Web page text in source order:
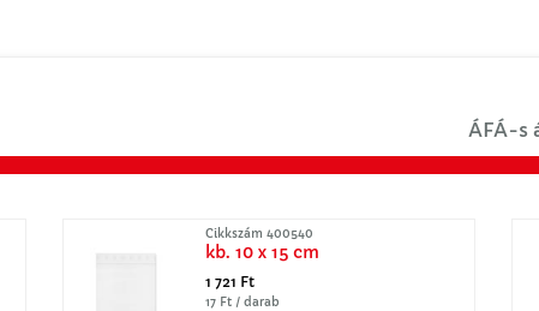
ÁFÁ-s
Cikkszám 400540
kb. 10 x 15 cm
1 721 Ft
17 Ft / darab